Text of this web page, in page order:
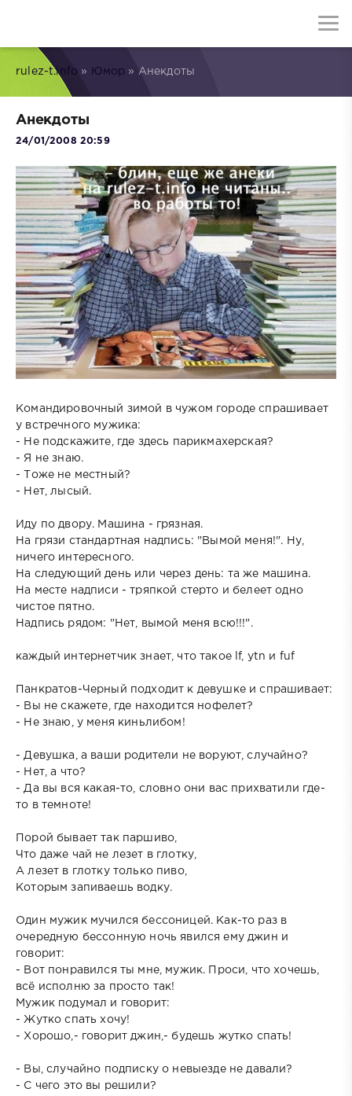
rulez-t.info » Юмор » Анекдоты
Анекдоты
24/01/2008 20:59
Командировочный зимой в чужом городе спрашивает
у встречного мужика:
- Не подскажите, где здесь парикмахерская?
- Я не знаю.
- Тоже не местный?
- Нет, лысый.
Иду по двору. Машина - грязная.
На грязи стандартная надпись: "Вымой меня!". Ну,
ничего интересного.
На следующий день или через день: та же машина.
На месте надписи - тряпкой стерто и белеет одно
чистое пятно.
Надпись рядом: "Нет, вымой меня всю!!!".
каждый интернетчик знает, что такое lf, ytn и fuf
Панкратов-Черный подходит к девушке и спрашивает:
- Вы не скажете, где находится нофелет?
- Не знаю, у меня киньлибом!
- Девушка, а ваши родители не воруют, случайно?
- Нет, а что?
- Да вы вся какая-то, словно они вас прихватили где-
то в темноте!
Порой бывает так паршиво,
Что даже чай не лезет в глотку,
А лезет в глотку только пиво,
Которым запиваешь водку.
Один мужик мучился бессоницей. Как-то раз в
очередную бессонную ночь явился ему джин и
говорит:
- Вот понравился ты мне, мужик. Проси, что хочешь,
всё исполню за просто так!
Мужик подумал и говорит:
- Жутко спать хочу!
- Хорошо,- говорит джин,- будешь жутко спать!
- Вы, случайно подписку о невыезде не давали?
- С чего это вы решили?